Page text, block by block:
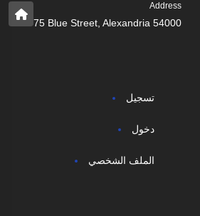
Address
75 Blue Street, Alexandria 54000
تسجيل
دخول
الملف الشخصي